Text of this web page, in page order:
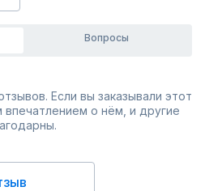
Вопросы
Если вы заказывали этот
о нём, и другие